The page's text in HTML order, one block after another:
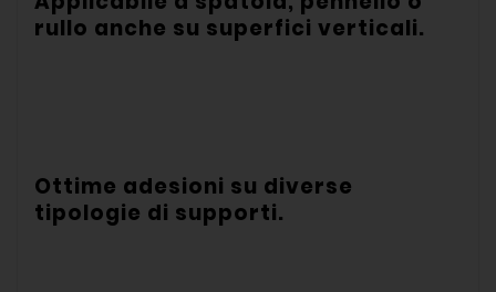
rullo anche su superfici verticali.
Ottime adesioni su diverse
tipologie di supporti.